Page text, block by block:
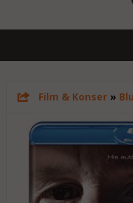
Film & Konser»